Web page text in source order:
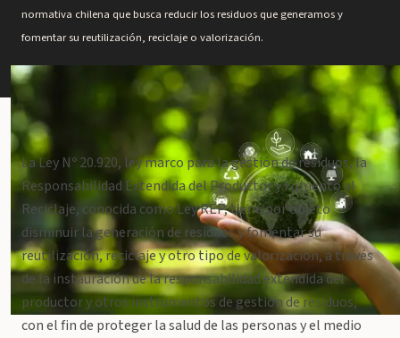
normativa chilena que busca reducir los residuos que generamos y
fomentar su reutilización, reciclaje o valorización.
La Ley Nº 20.920, ley marco para la gestión de residuos, la
Responsabilidad Extendida del Productor y Fomento al
Reciclaje, conocida como Ley REP, tiene por objeto
disminuir la generación de residuos y fomentar su
reutilización, reciclaje y otro tipo de valorización, a través
de la instauración de la responsabilidad extendida del
productor y otros instrumentos de gestión de residuos,
con el fin de proteger la salud de las personas y el medio